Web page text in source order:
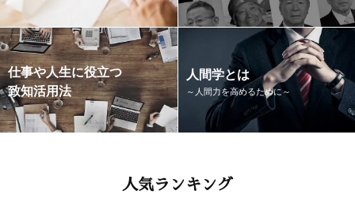
仕事や人生に役立つ
致知活用法
人間学とは
～人間力を高めるために～
人気ランキング